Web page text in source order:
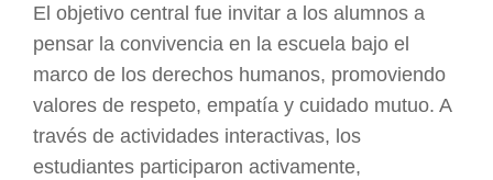
El objetivo central fue invitar a los alumnos a
pensar la convivencia en la escuela bajo el
marco de los derechos humanos, promoviendo
valores de respeto, empatía y cuidado mutuo. A
través de actividades interactivas, los
estudiantes participaron activamente,